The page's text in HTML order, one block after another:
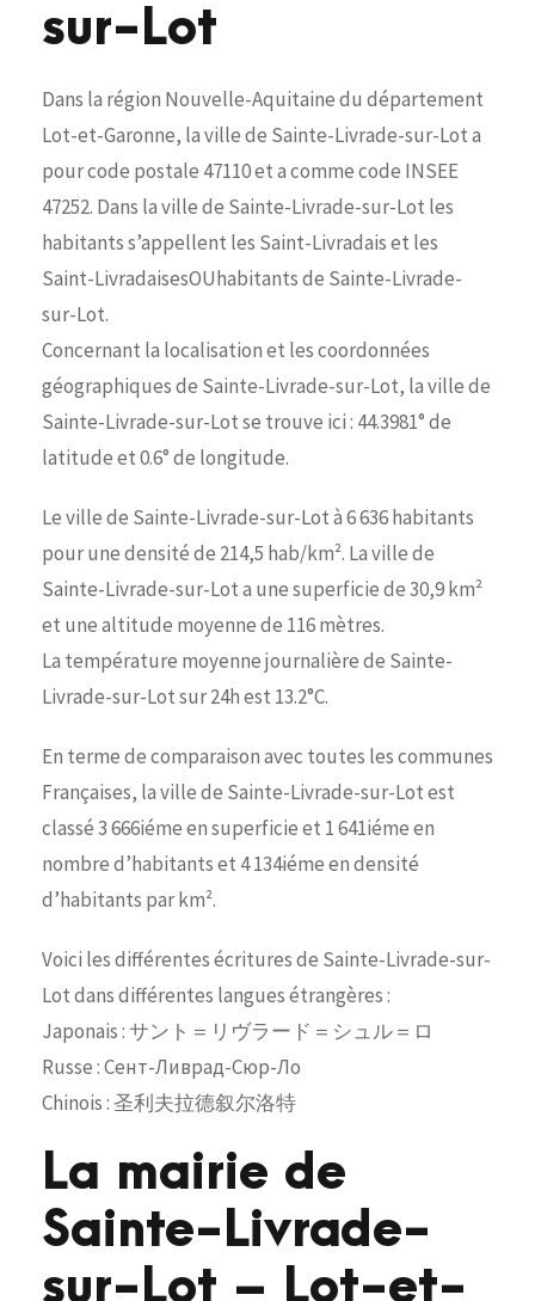
sur-Lot
Dans la région Nouvelle-Aquitaine du département
Lot-et-Garonne, la ville de Sainte-Livrade-sur-Lot a
pour code postale 47110 et a comme code INSEE
47252. Dans la ville de Sainte-Livrade-sur-Lot les
habitants s’appellent les Saint-Livradais et les
Saint-LivradaisesOUhabitants de Sainte-Livrade-
sur-Lot.
Concernant la localisation et les coordonnées
géographiques de Sainte-Livrade-sur-Lot, la ville de
Sainte-Livrade-sur-Lot se trouve ici : 44.3981° de
latitude et 0.6° de longitude.
Le ville de Sainte-Livrade-sur-Lot à 6 636 habitants
pour une densité de 214,5 hab/km². La ville de
Sainte-Livrade-sur-Lot a une superficie de 30,9 km²
et une altitude moyenne de 116 mètres.
La température moyenne journalière de Sainte-
Livrade-sur-Lot sur 24h est 13.2°C.
En terme de comparaison avec toutes les communes
Françaises, la ville de Sainte-Livrade-sur-Lot est
classé 3 666iéme en superficie et 1 641iéme en
nombre d’habitants et 4 134iéme en densité
d’habitants par km².
Voici les différentes écritures de Sainte-Livrade-sur-
Lot dans différentes langues étrangères :
Japonais : サント＝リヴラード＝シュル＝ロ
Russe : Сент-Ливрад-Сюр-Ло
Chinois : 圣利夫拉德叙尔洛特
La mairie de
Sainte-Livrade-
sur-Lot – Lot-et-